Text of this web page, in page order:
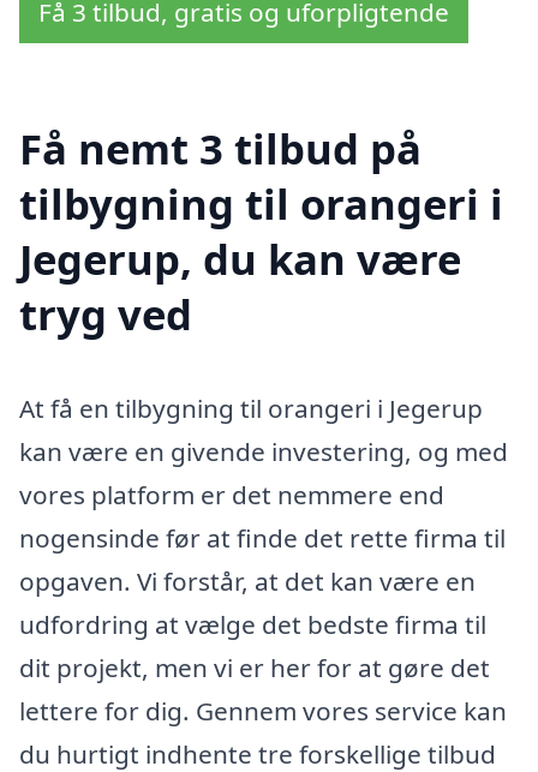
Få 3 tilbud, gratis og uforpligtende
Få nemt 3 tilbud på
tilbygning til orangeri i
Jegerup, du kan være
tryg ved
At få en tilbygning til orangeri i Jegerup
kan være en givende investering, og med
vores platform er det nemmere end
nogensinde før at finde det rette firma til
opgaven. Vi forstår, at det kan være en
udfordring at vælge det bedste firma til
dit projekt, men vi er her for at gøre det
lettere for dig. Gennem vores service kan
du hurtigt indhente tre forskellige tilbud